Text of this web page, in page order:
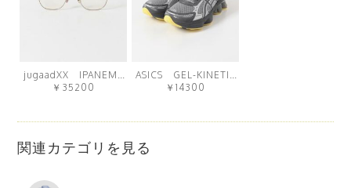
￥35200
￥14300
関連カテゴリを見る